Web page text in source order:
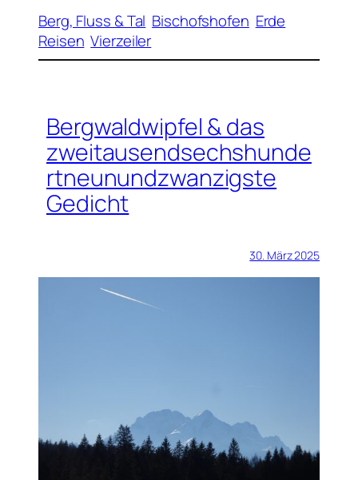
Berg, Fluss & Tal Bischofshofen Erde
Reisen Vierzeiler
Bergwaldwipfel & das
zweitausendsechshunde
rtneunundzwanzigste
Gedicht
30. März 2025